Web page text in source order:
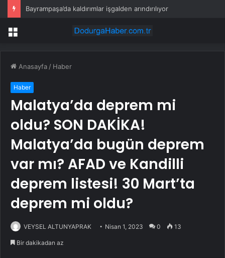
Bayrampaşa’da kaldırımlar işgalden arındırılıyor
Menü
Anasayfa / Haber
Haber
Malatya’da deprem mi
oldu? SON DAKİKA!
Malatya’da bugün deprem
var mı? AFAD ve Kandilli
deprem listesi! 30 Mart’ta
deprem mi oldu?
VEYSEL ALTUNYAPRAK Nisan 1, 2023 0 13
Bir dakikadan az